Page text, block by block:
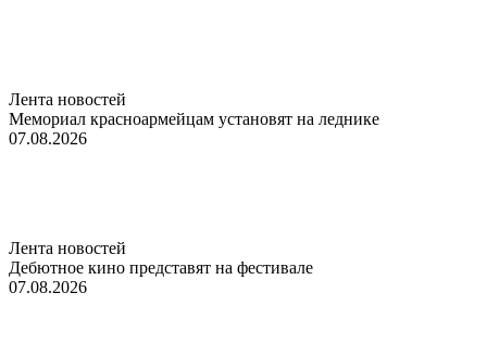
Лента новостей
Мемориал красноармейцам установят на леднике
07.08.2026
Лента новостей
Дебютное кино представят на фестивале
07.08.2026